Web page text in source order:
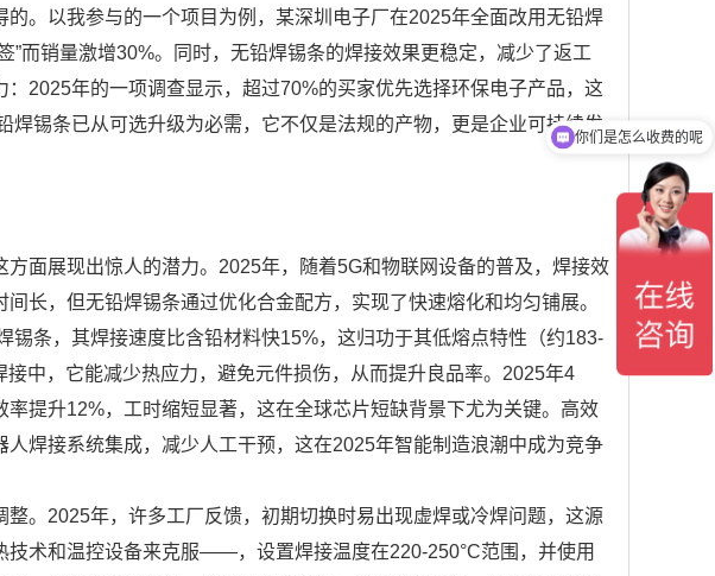
。以我参与的一个项目为例，某深圳电子厂在2025年全面改用无铅焊
”而销量激增30%。同时，无铅焊锡条的焊接效果更稳定，减少了返工
2025年的一项调查显示，超过70%的买家优先选择环保电子产品，这
锡条已从可选升级为必需，它不仅是法规的产物，更是企业可持续发
面展现出惊人的潜力。2025年，随着5G和物联网设备的普及，焊接效
长，但无铅焊锡条通过优化合金配方，实现了快速熔化和均匀铺展。
条，其焊接速度比含铅材料快15%，这归功于其低熔点特性（约183-
中，它能减少热应力，避免元件损伤，从而提升良品率。2025年4
提升12%，工时缩短显著，这在全球芯片短缺背景下尤为关键。高效
焊接系统集成，减少人工干预，这在2025年智能制造浪潮中成为竞争
。2025年，许多工厂反馈，初期切换时易出现虚焊或冷焊问题，这源
术和温控设备来克服——，设置焊接温度在220-250°C范围，并使用
你们是怎么收费的呢
现在有优惠活动吗